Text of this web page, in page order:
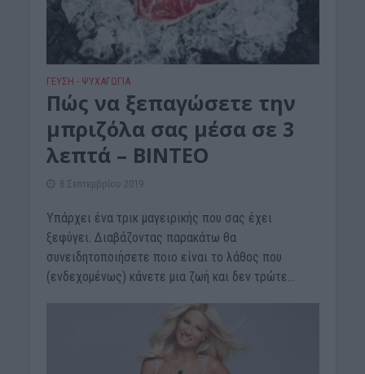
ΓΕΎΣΗ - ΨΥΧΑΓΩΓΊΑ
Πώς να ξεπαγώσετε την
μπριζόλα σας μέσα σε 3
λεπτά – ΒΙΝΤΕΟ
8 Σεπτεμβρίου 2019
Υπάρχει ένα τρικ μαγειρικής που σας έχει
ξεφύγει. Διαβάζοντας παρακάτω θα
συνειδητοποιήσετε ποιο είναι το λάθος που
(ενδεχομένως) κάνετε μια ζωή και δεν τρώτε...